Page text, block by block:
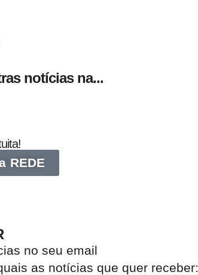
notícias na...
REDE
no seu email​
as notícias que quer receber: